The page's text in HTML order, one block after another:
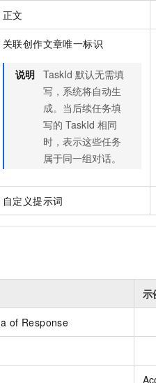
正文
关联创作文章唯一标识
说明 TaskId 默认无需填
写，系统将自动生
成。当后续任务填
写的 TaskId 相同
时，表示这些任务
属于同一组对话。
自定义提示词
示
of Response